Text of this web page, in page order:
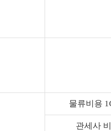
물류비용
관세사